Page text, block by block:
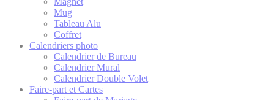
Mug
Tableau Alu
Coffret
Calendriers photo
Calendrier de Bureau
Calendrier Mural
Calendrier Double Volet
Faire-part et Cartes